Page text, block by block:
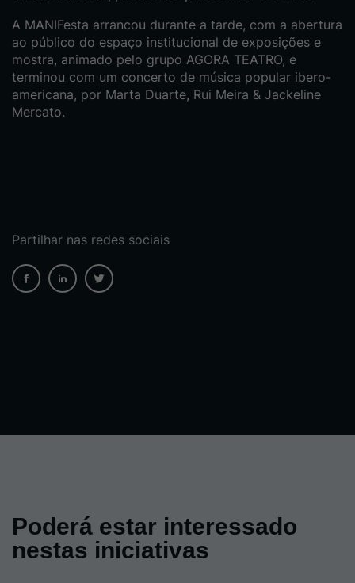
A MANIFesta arrancou durante a tarde, com a abertura
ao público do espaço institucional de exposições e
mostra, animado pelo grupo AGORA TEATRO, e
terminou com um concerto de música popular ibero-
americana, por Marta Duarte, Rui Meira & Jackeline
Mercato.
Partilhar nas redes sociais
Poderá estar interessado
nestas iniciativas